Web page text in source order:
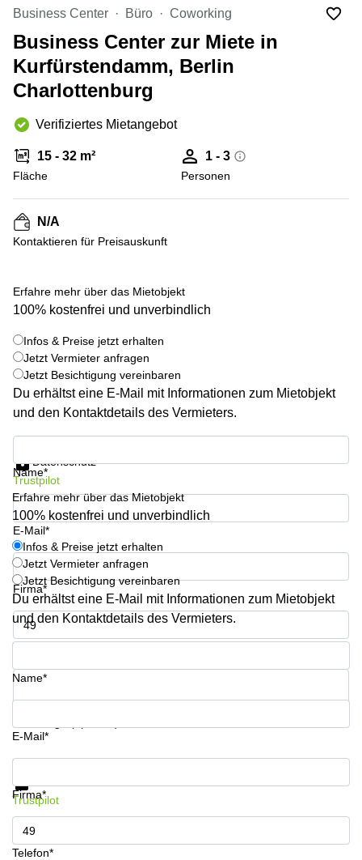
Düsseldorf
Büro
mieten
Köln
mieten
Essen
Büro
mieten
Seminarraum
Düsseldorf
Neuss
Büro
Hamburg
Büro
mieten
Berlin
Mitte
Dortmund
Tagungsraum
München
Büro
Mannheim
mieten
Büro
mieten
Nürnberg
Berlin
Coworking
10
Berlin
Kienberger
Allee 4
Berlin
Schönefeld
Bahnhofstrasse
8 Hannover
Speditionstraße
21 Regus
Arcus
Park
Torgauer
Mainzer
Landstraße
69
Europaplatz
2 Berlin
Regus
Frankfurter
Hohenstaufenring
62 Köln
Erna-
Scheffler-
Str. 1A
Köln
Hohenzollernring
57 Koln
Ludwig-
Erhard-
Hamburg
Business Center Büro Coworking
Business Center zur Miete in
Kurfürstendamm, Berlin
Charlottenburg
Verifiziertes Mietangebot
15 - 32 m²
Fläche
1 - 3
Personen
N/A
Kontaktieren für Preisauskunft
Erfahre mehr über das Mietobjekt
100% kostenfrei und unverbindlich
Infos & Preise jetzt erhalten
Jetzt Vermieter anfragen
Jetzt Besichtigung vereinbaren
Du erhältst eine E-Mail mit Informationen zum Mietobjekt
und den Kontaktdetails des Vermieters.
Name*
E-Mail*
Firma*
Telefon*
Datenschutz
Trustpilot
Erfahre mehr über das Mietobjekt
100% kostenfrei und unverbindlich
Infos & Preise jetzt erhalten
Jetzt Vermieter anfragen
Jetzt Besichtigung vereinbaren
Du erhältst eine E-Mail mit Informationen zum Mietobjekt
und den Kontaktdetails des Vermieters.
Name*
E-Mail*
Firma*
Telefon*
Infos & Preise jetzt erhalten
Trustpilot